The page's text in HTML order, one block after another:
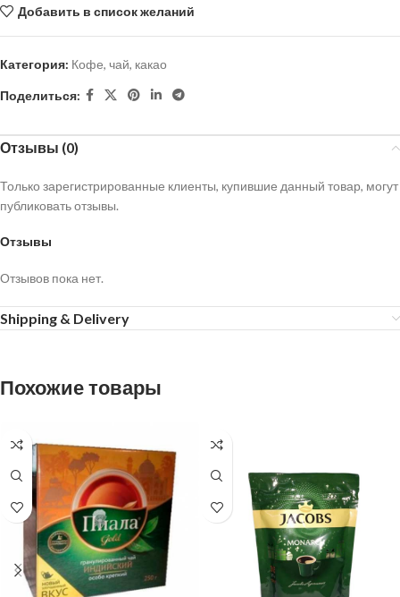
Добавить в список желаний
Категория: Кофе, чай, какао
Поделиться:
Отзывы (0)
Отзывы
Отзывов пока нет.
Только зарегистрированные клиенты, купившие данный товар, могут
публиковать отзывы.
Shipping & Delivery
Похожие товары